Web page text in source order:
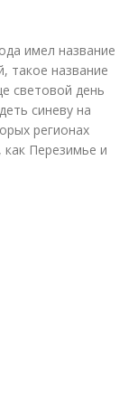
имел название
такое название
световой день
синеву на
регионах
Перезимье и